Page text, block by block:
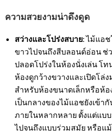
ความสวยงามน่าดึงดูด
สว่างและโปร่งสบาย: ไม้แอ
ขาวไปจนถึงสีบลอนด์อ่อน ช่
ปลอดโปร่งในห้องนั่งเล่น โ
ห้องดูกว้างขวางและเปิดโล่
สำหรับห้องขนาดเล็กหรือห้
เป็นกลางของไม้แอชยังเข้า
ภายในหลากหลาย ตั้งแต่แบ
ไปจนถึงแบบร่วมสมัย หรือแ